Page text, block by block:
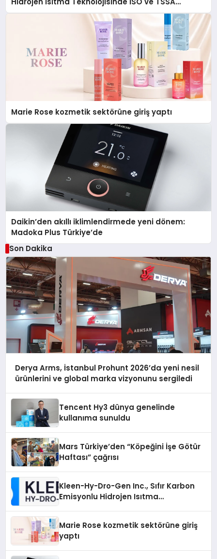
Düzenleyici Onaylarını Aldı
Marie Rose kozmetik sektörüne giriş yaptı
Daikin’den akıllı iklimlendirmede yeni dönem:
Madoka Plus Türkiye’de
Son Dakika
Derya Arms, İstanbul Prohunt 2026’da yeni nesil
ürünlerini ve global marka vizyonunu sergiledi
Tencent Hy3 dünya genelinde
kullanıma sunuldu
Mars Türkiye’den “Köpeğini İşe Götür
Haftası” çağrısı
Kleen-Hy-Dro-Gen Inc., Sıfır Karbon
Emisyonlu Hidrojen Isıtma
Marie Rose kozmetik sektörüne giriş
yaptı